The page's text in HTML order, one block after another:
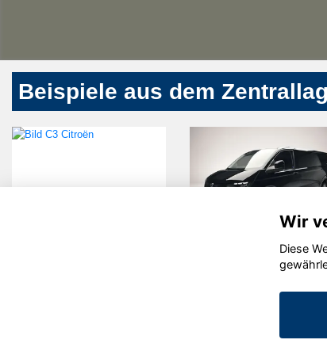
Beispiele aus dem
Volkswagen
Transporter
Wir
Diese